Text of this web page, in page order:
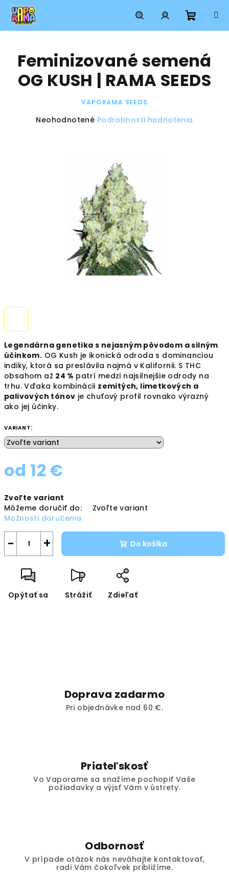
Prejsť
obsah
HľadaťPrihlásenie
košík
Legendárna genetika s nejasným pôvodom a silným
účinkom. OG Kush je ikonická odroda s dominanciou
indiky, ktorá sa preslávila najmä v Kalifornii. S THC
obsahom až 24 % patrí medzi najsilnejšie odrody na
trhu. Vďaka kombinácii zemitých, limetkových a
palivových tónov je chuťový profil rovnako výrazný
ako jej účinky.
VARIANT:
od 12 €
cena:
Zvoľte variant
Môžeme doručiť do:
Zvoľte variant
Možnosti doručenia
+
− Do košíka
Opýtať sa Strážiť Zdieľať
Feminizované semená
OG KUSH | RAMA SEEDS
VAPORAMA SEEDS
Priemerné
Neohodnotené Podrobnosti hodnotenia
Doprava zadarmo
Pri objednávke nad 60 €.
Priateľskosť
Vo Vaporame sa snažíme pochopiť Vaše
požiadavky a výjsť Vám v ústrety.
Odbornosť
V prípade otázok nás neváhajte kontaktovať,
radi Vám čokoľvek približíme.